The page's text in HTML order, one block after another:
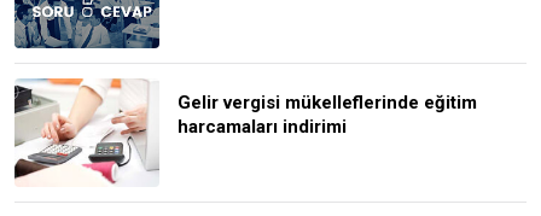
Gelir vergisi mükelleflerinde eğitim
harcamaları indirimi